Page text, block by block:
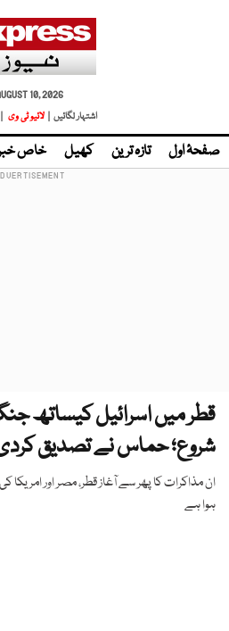
10, 2026
اشتہار لگائیں |
لائیو ٹی وی
صفحۂ اول تازہ ترین کھیل خاص
قطر میں اسرائیل کیساتھ
شروع؛ حماس نے تصدیق
ان مذاکرات کا پھر سے آغاز قطر، مصر اور
ہوا ہے